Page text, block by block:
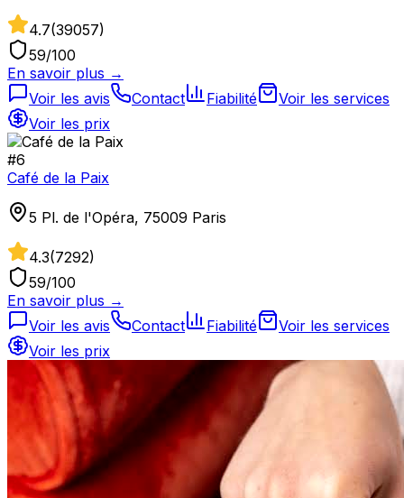
4.7(39057)
59/100
En savoir plus →
Voir les avis
Contact Fiabilité
Voir les services
Voir les prix
#6
Café de la Paix
5 Pl. de l'Opéra, 75009 Paris
4.3(7292)
59/100
En savoir plus →
Voir les avis
Contact Fiabilité
Voir les services
Voir les prix